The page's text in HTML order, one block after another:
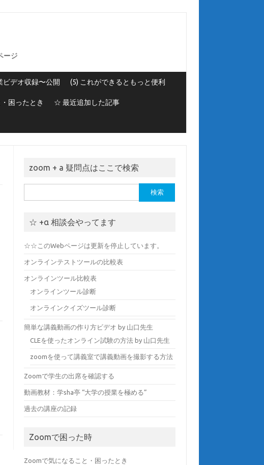
ージ
ビデオ収録〜公開 (5) これができるともっと便利
困ったとき ☆ 最近追加した記事
zoom + a 疑問点はここで検索
索:
☆ +α 相談会やってます
☆☆このWebページは更新を停止しています。
オンラインテストツールの比較表
オンラインツール比較表
オンラインツール診断
オンラインクイズツール診断
簡単な講義動画の作り方ビデオ by 山口先生
CLEを使ったオンライン試験の方法 by 山口先生
zoomを使って講義室で講義動画を撮影する方法
Zoomで学生の出席を確認する
動画教材：学sha亭 “大学の授業を極める”
過去の講座の記録
Zoomで困った時
Zoomで気になること・困ったとき